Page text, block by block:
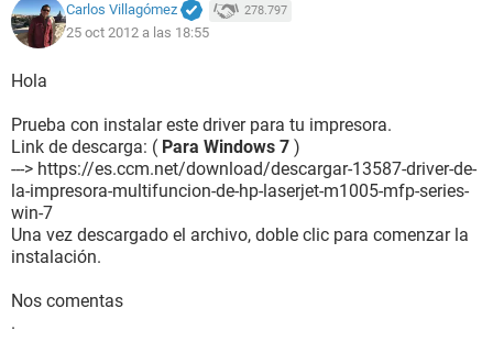
Carlos Villagómez 278.797
25 oct 2012 a las 18:55
Hola
Prueba con instalar este driver para tu impresora.
Link de descarga: ( Para Windows 7 )
---> https://es.ccm.net/download/descargar-13587-driver-de-
la-impresora-multifuncion-de-hp-laserjet-m1005-mfp-series-
win-7
Una vez descargado el archivo, doble clic para comenzar la
instalación.
Nos comentas
.